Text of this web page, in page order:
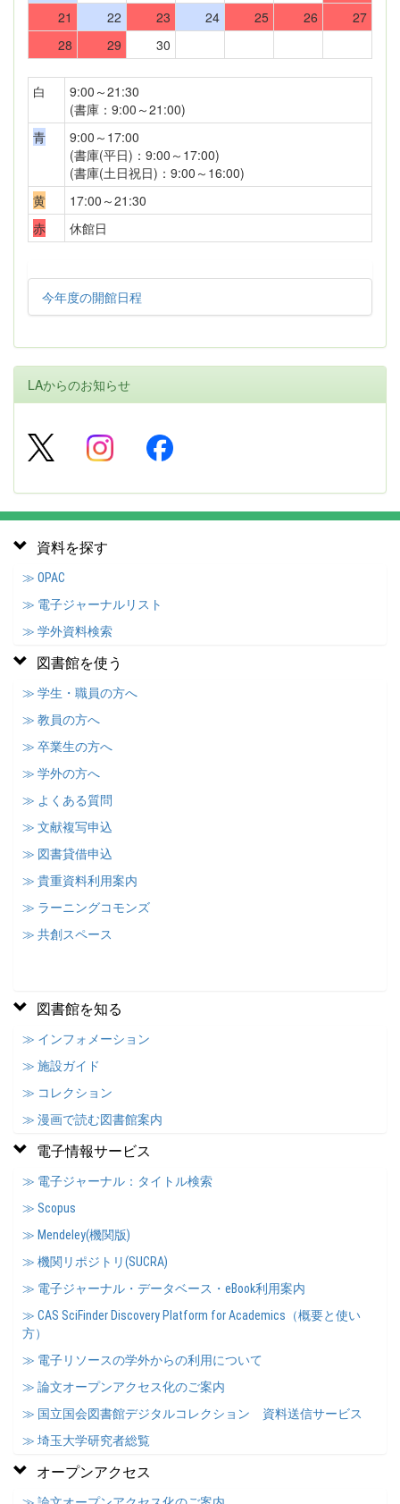
21
22 23 24 25 26
27
28
29 30
白
9:00～21:30
(書庫：9:00～21:00)
青
9:00～17:00
(書庫(平日)：9:00～17:00)
(書庫(土日祝日)：9:00～16:00)
黄
17:00～21:30
赤
休館日
今年度の開館日程
LAからのお知らせ
資料を探す
≫ OPAC
≫ 電子ジャーナルリスト
≫ 学外資料検索
図書館を使う
≫ 学生・職員の方へ
≫ 教員の方へ
≫ 卒業生の方へ
≫ 学外の方へ
≫ よくある質問
≫ 文献複写申込
≫ 図書貸借申込
≫ 貴重資料利用案内
≫ ラーニングコモンズ
≫ 共創スペース
図書館を知る
≫ インフォメーション
≫ 施設ガイド
≫ コレクション
≫ 漫画で読む図書館案内
電子情報サービス
≫ 電子ジャーナル：タイトル検索
≫ Scopus
≫ Mendeley(機関版)
≫ 機関リポジトリ(SUCRA)
≫ 電子ジャーナル・データベース・eBook利用案内
≫ CAS SciFinder Discovery Platform for Academics（概要と使い
方）
≫ 電子リソースの学外からの利用について
≫ 論文オープンアクセス化のご案内
≫ 国立国会図書館デジタルコレクション 資料送信サービス
≫ 埼玉大学研究者総覧
オープンアクセス